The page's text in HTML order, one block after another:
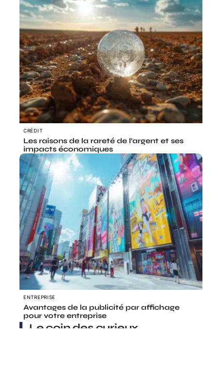
CRÉDIT
Les raisons de la rareté de l’argent et ses
impacts économiques
ENTREPRISE
Avantages de la publicité par affichage
pour votre entreprise
Le coin des curieux